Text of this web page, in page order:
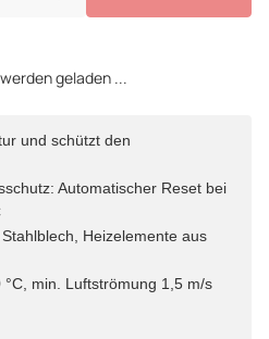
geladen ...
und schützt den
Automatischer Reset bei
Heizelemente aus
min. Luftströmung 1,5 m/s